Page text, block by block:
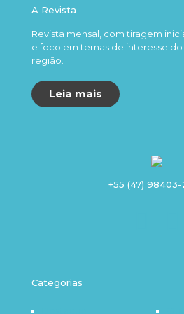
A Revista
Revista mensal, com tiragem
e foco em temas de interesse
região.
Leia mais
+55 (47) 98403-
Categorias